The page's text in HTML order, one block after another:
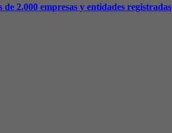
2.000 empresas y entidades registradas